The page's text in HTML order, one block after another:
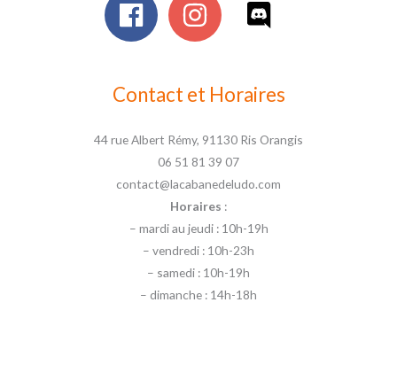
Contact et Horaires
44 rue Albert Rémy, 91130 Ris Orangis
06 51 81 39 07
contact@lacabanedeludo.com
Horaires :
– mardi au jeudi : 10h-19h
– vendredi : 10h-23h
– samedi : 10h-19h
– dimanche : 14h-18h